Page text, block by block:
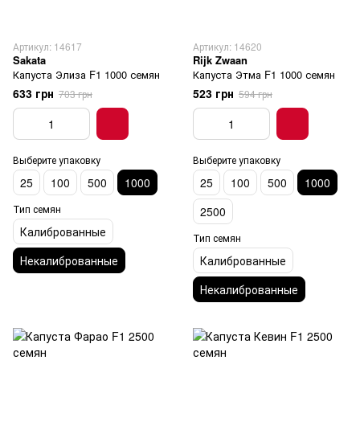
Артикул: 14617
Sakata
Капуста Элиза F1 1000 семян
633 грн 703 грн
Выберите упаковку
25 100 500 1000
Тип семян
Калиброванные
Некалиброванные
Артикул: 14620
Rijk Zwaan
Капуста Этма F1 1000 семян
523 грн 594 грн
Выберите упаковку
25 100 500
1000
2500
Тип семян
Калиброванные
Некалиброванные